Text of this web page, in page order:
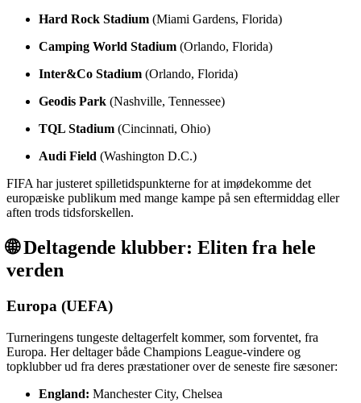
Hard Rock Stadium (Miami Gardens, Florida)
Camping World Stadium (Orlando, Florida)
Inter&Co Stadium (Orlando, Florida)
Geodis Park (Nashville, Tennessee)
TQL Stadium (Cincinnati, Ohio)
Audi Field (Washington D.C.)
FIFA har justeret spilletidspunkterne for at imødekomme det
europæiske publikum med mange kampe på sen eftermiddag eller
aften trods tidsforskellen.
🌐 Deltagende klubber: Eliten fra hele
verden
Europa (UEFA)
Turneringens tungeste deltagerfelt kommer, som forventet, fra
Europa. Her deltager både Champions League-vindere og
topklubber ud fra deres præstationer over de seneste fire sæsoner:
England: Manchester City, Chelsea